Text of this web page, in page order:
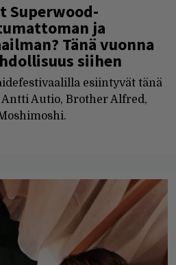
Superwood-
ja
Tänä vuonna
siihen
esiintyvät tänä
Autio, Brother Alfred,